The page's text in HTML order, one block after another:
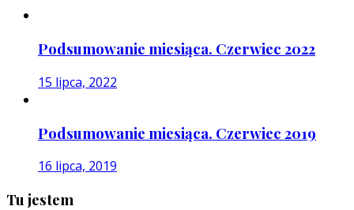
Podsumowanie miesiąca. Czerwiec 2022
15 lipca, 2022
Podsumowanie miesiąca. Czerwiec 2019
16 lipca, 2019
Tu jestem